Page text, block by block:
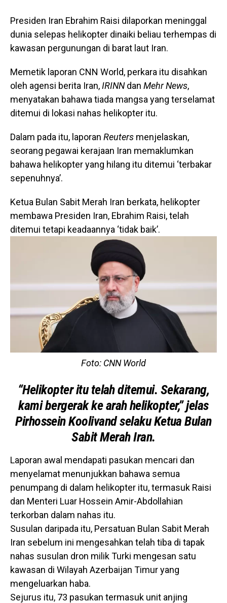
Presiden Iran Ebrahim Raisi dilaporkan meninggal
dunia selepas helikopter dinaiki beliau terhempas di
kawasan pergunungan di barat laut Iran.
Memetik laporan CNN World, perkara itu disahkan
oleh agensi berita Iran,IRINNdan Mehr News,
menyatakan bahawa tiada mangsa yang terselamat
ditemui di lokasi nahas helikopter itu.
Dalam pada itu, laporan Reuters menjelaskan,
seorang pegawai kerajaan Iran memaklumkan
bahawa helikopter yang hilang itu ditemui ‘terbakar
sepenuhnya’.
Ketua Bulan Sabit Merah Iran berkata, helikopter
membawa Presiden Iran, Ebrahim Raisi, telah
ditemui tetapi keadaannya ‘tidak baik’.
Foto: CNN World
“Helikopter itu telah ditemui. Sekarang,
kami bergerak ke arah helikopter,” jelas
Pirhossein Koolivand selaku Ketua Bulan
Sabit Merah Iran.
Laporan awal mendapati pasukan mencari dan
menyelamat menunjukkan bahawa semua
penumpang di dalam helikopter itu, termasuk Raisi
dan Menteri Luar Hossein Amir-Abdollahian
terkorban dalam nahas itu.
Susulan daripada itu, Persatuan Bulan Sabit Merah
Iran sebelum ini mengesahkan telah tiba di tapak
nahas susulan dron milik Turki mengesan satu
kawasan di Wilayah Azerbaijan Timur yang
mengeluarkan haba.
Sejurus itu, 73 pasukan termasuk unit anjing